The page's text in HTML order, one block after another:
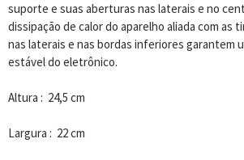
suporte e suas aberturas nas laterais e no
dissipação de calor do aparelho aliada com as
nas laterais e nas bordas inferiores garantem
estável do eletrônico.
Altura : 24,5 cm
Largura : 22 cm